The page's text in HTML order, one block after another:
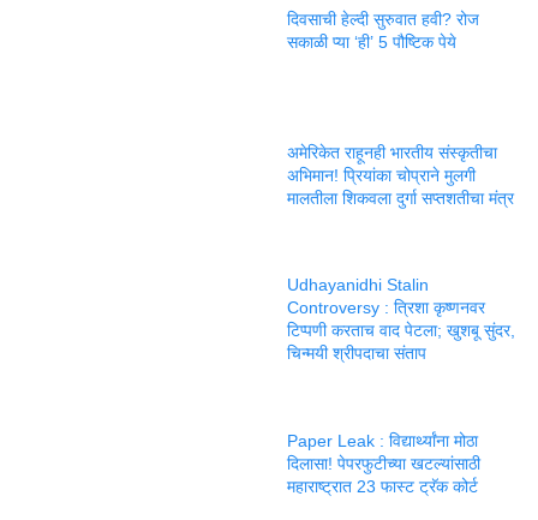
दिवसाची हेल्दी सुरुवात हवी? रोज
सकाळी प्या ‘ही’ 5 पौष्टिक पेये
अमेरिकेत राहूनही भारतीय संस्कृतीचा
अभिमान! प्रियांका चोप्राने मुलगी
मालतीला शिकवला दुर्गा सप्तशतीचा मंत्र
Udhayanidhi Stalin
Controversy : त्रिशा कृष्णनवर
टिप्पणी करताच वाद पेटला; खुशबू सुंदर,
चिन्मयी श्रीपदाचा संताप
Paper Leak : विद्यार्थ्यांना मोठा
दिलासा! पेपरफुटीच्या खटल्यांसाठी
महाराष्ट्रात 23 फास्ट ट्रॅक कोर्ट